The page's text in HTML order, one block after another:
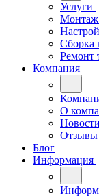
Услуги
Монтаж
Сборка
Ремонт
Компания
О
Новости
Отзывы
Блог
Информация